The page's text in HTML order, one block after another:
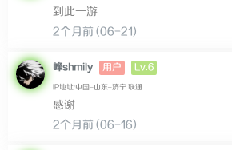
到此一游
2个月前 (06-21)
峰shmily 用户 Lv.6
IP地址:中国–山东–济宁 联通
感谢
2个月前 (06-16)